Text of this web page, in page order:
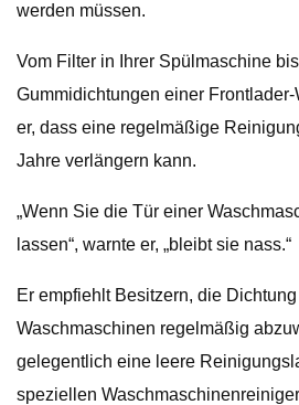
werden müssen.
Vom Filter in Ihrer Spülmaschine
Gummidichtungen einer
er, dass eine regelmäßige
Jahre verlängern kann.
„Wenn Sie die Tür einer
lassen“, warnte er, „bleibt sie nass.“
Er empfiehlt Besitzern, die
Waschmaschinen regelmäßig
gelegentlich eine leere
speziellen